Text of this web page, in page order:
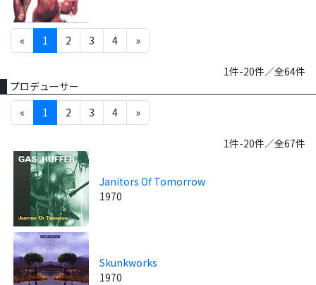
« 1 2 3 4 »
1件-20件／全64件
プロデューサー
«
1 2 3 4 »
1件-20件／全67件
Janitors Of Tomorrow
1970
Skunkworks
1970